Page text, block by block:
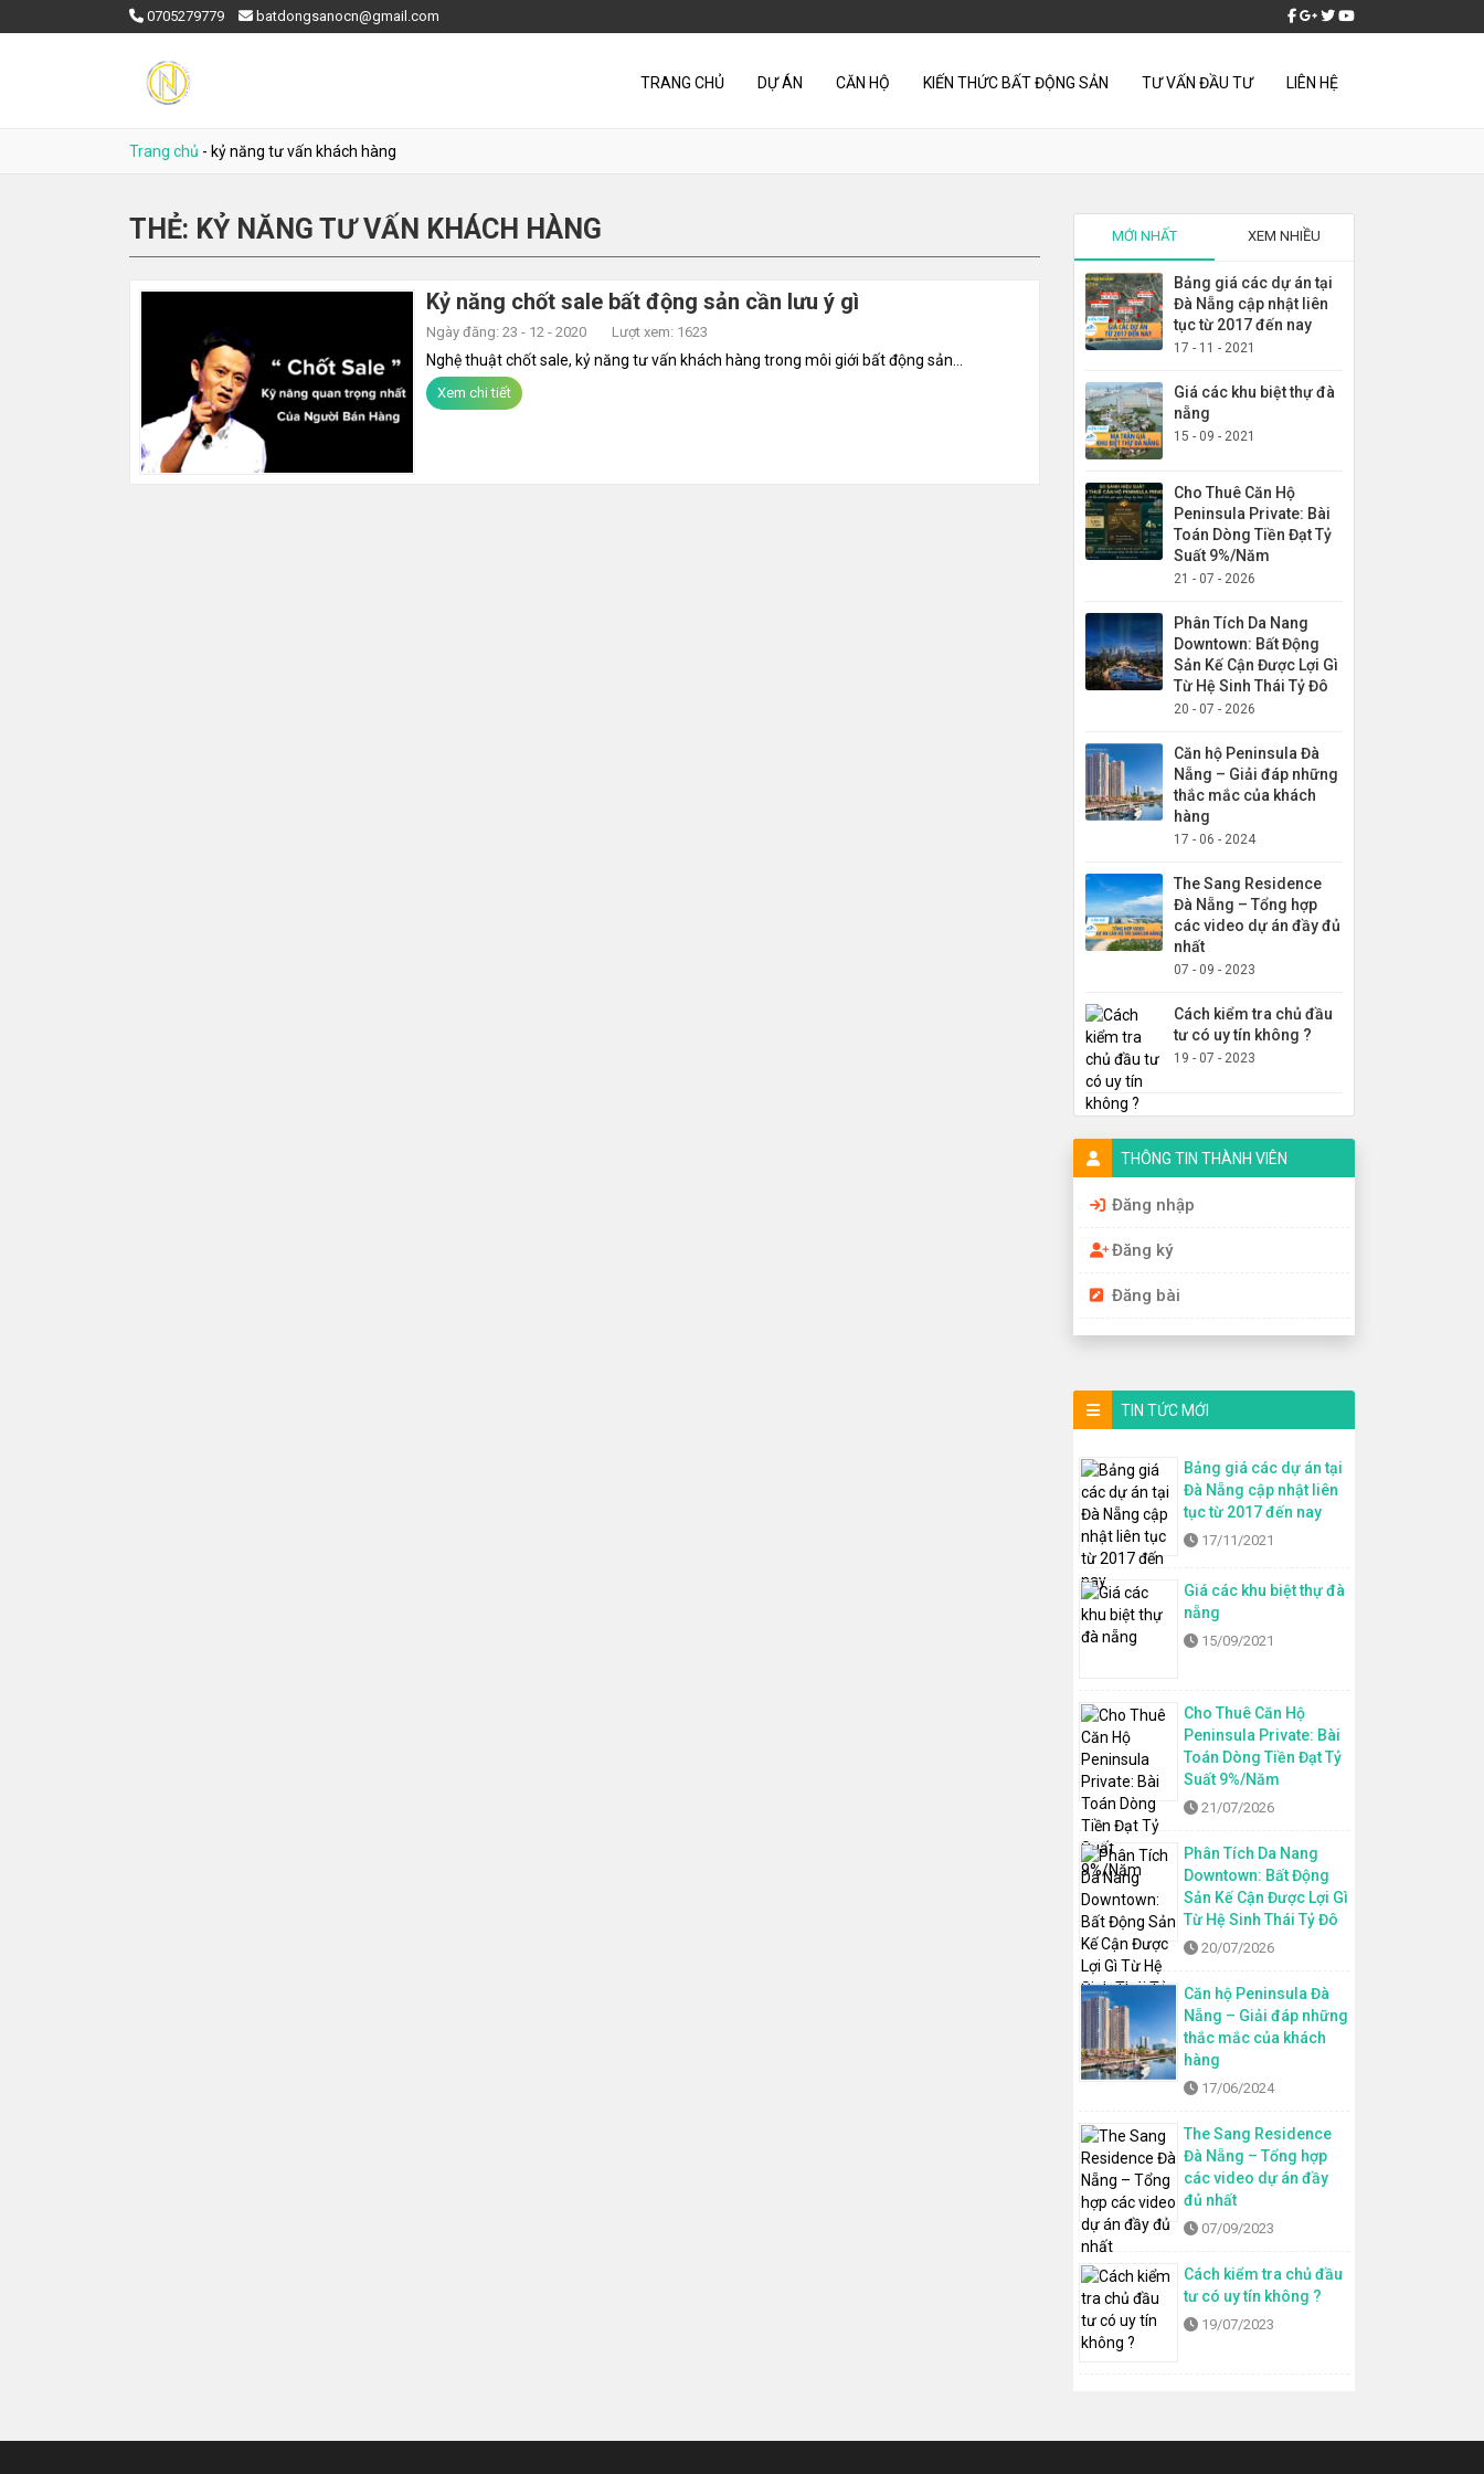
0705279779 batdongsanocn@gmail.com
TRANG CHỦ DỰ ÁN CĂN HỘ KIẾN THỨC BẤT ĐỘNG SẢN TƯ VẤN ĐẦU TƯ LIÊN HỆ
Trang chủ - kỷ năng tư vấn khách hàng
THẺ: KỶ NĂNG TƯ VẤN KHÁCH HÀNG
Kỷ năng chốt sale bất động sản cần lưu ý gì
Ngày đăng: 23 - 12 - 2020 Lượt xem: 1623
Nghệ thuật chốt sale, kỷ năng tư vấn khách hàng trong môi giới bất động sản...
Xem chi tiết
MỚI NHẤT XEM NHIỀU
Bảng giá các dự án tại
Đà Nẵng cập nhật liên
tục từ 2017 đến nay
17 - 11 - 2021
Giá các khu biệt thự đà
nẵng
15 - 09 - 2021
Cho Thuê Căn Hộ
Peninsula Private: Bài
Toán Dòng Tiền Đạt Tỷ
Suất 9%/Năm
21 - 07 - 2026
Phân Tích Da Nang
Downtown: Bất Động
Sản Kế Cận Được Lợi Gì
Từ Hệ Sinh Thái Tỷ Đô
20 - 07 - 2026
Căn hộ Peninsula Đà
Nẵng – Giải đáp những
thắc mắc của khách
hàng
17 - 06 - 2024
The Sang Residence
Đà Nẵng – Tổng hợp
các video dự án đầy đủ
nhất
07 - 09 - 2023
Cách kiểm tra chủ đầu
tư có uy tín không ?
19 - 07 - 2023
THÔNG TIN THÀNH VIÊN
Đăng nhập
Đăng ký
Đăng bài
TIN TỨC MỚI
Bảng giá các dự án tại
Đà Nẵng cập nhật liên
tục từ 2017 đến nay
17/11/2021
Giá các khu biệt thự đà
nẵng
15/09/2021
Cho Thuê Căn Hộ
Peninsula Private: Bài
Toán Dòng Tiền Đạt Tỷ
Suất 9%/Năm
21/07/2026
Phân Tích Da Nang
Downtown: Bất Động
Sản Kế Cận Được Lợi Gì
Từ Hệ Sinh Thái Tỷ Đô
20/07/2026
Căn hộ Peninsula Đà
Nẵng – Giải đáp những
thắc mắc của khách
hàng
17/06/2024
The Sang Residence
Đà Nẵng – Tổng hợp
các video dự án đầy
đủ nhất
07/09/2023
Cách kiểm tra chủ đầu
tư có uy tín không ?
19/07/2023